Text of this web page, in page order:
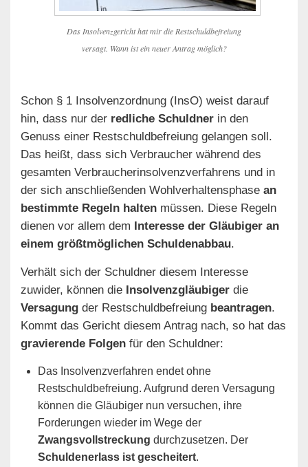
Das Insolvenzgericht hat mir die Restschuldbefreiung
versagt. Wann ist ein neuer Antrag möglich?
Schon § 1 Insolvenzordnung (InsO) weist darauf
hin, dass nur der redliche Schuldner in den
Genuss einer Restschuldbefreiung gelangen soll.
Das heißt, dass sich Verbraucher während des
gesamten Verbraucherinsolvenzverfahrens und in
der sich anschließenden Wohlverhaltensphase an
bestimmte Regeln halten müssen. Diese Regeln
dienen vor allem dem Interesse der Gläubiger an
einem größtmöglichen Schuldenabbau.
Verhält sich der Schuldner diesem Interesse
zuwider, können die Insolvenzgläubiger die
Versagung der Restschuldbefreiung beantragen.
Kommt das Gericht diesem Antrag nach, so hat das
gravierende Folgen für den Schuldner:
Das Insolvenzverfahren endet ohne
Restschuldbefreiung. Aufgrund deren Versagung
können die Gläubiger nun versuchen, ihre
Forderungen wieder im Wege der
Zwangsvollstreckung durchzusetzen. Der
Schuldenerlass ist gescheitert.